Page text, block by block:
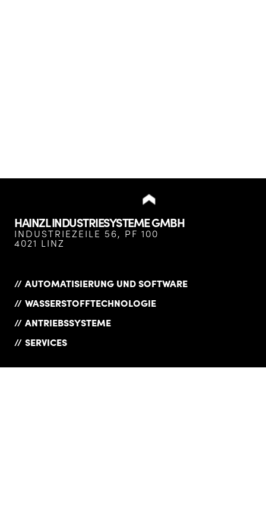
HAINZL INDUSTRIESYSTEME GMBH
INDUSTRIEZEILE 56, PF 100
4021 LINZ
AUTOMATISIERUNG UND SOFTWARE
WASSERSTOFFTECHNOLOGIE
ANTRIEBSSYSTEME
SERVICES
UNTERNEHMEN
COMPLIANCE